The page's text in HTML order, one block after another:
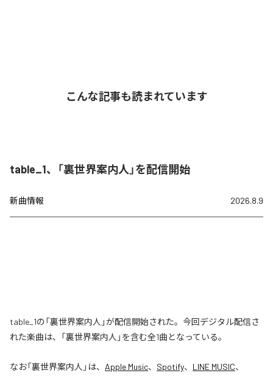
こんな記事も読まれています
table_1、「裏世界案内人」を配信開始
新曲情報 2026.8.9
table_1の「裏世界案内人」が配信開始された。今回デジタル配信さ
れた楽曲は、「裏世界案内人」を含む全1曲となっている。
なお「裏世界案内人 」は、 Apple Music、 Spotify、 LINE MUSIC、